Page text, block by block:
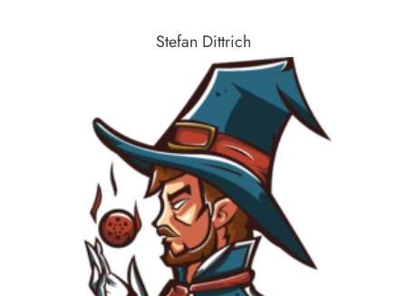
Stefan Dittrich